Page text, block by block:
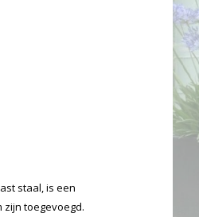
staal, is een
zijn toegevoegd.